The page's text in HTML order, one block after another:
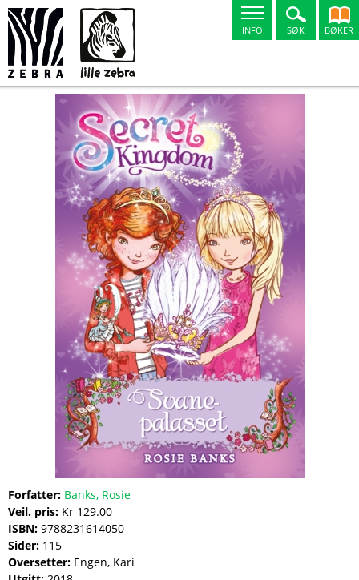
INFO SØK BØKER
Forfatter: Banks, Rosie
Veil. pris: Kr 129.00
ISBN: 9788231614050
Sider: 115
Oversetter: Engen, Kari